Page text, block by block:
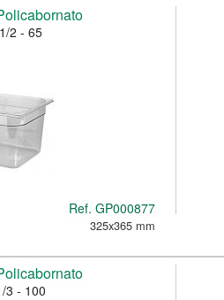
Ref. GP000877
325x365 mm
2 - 65
3 - 100